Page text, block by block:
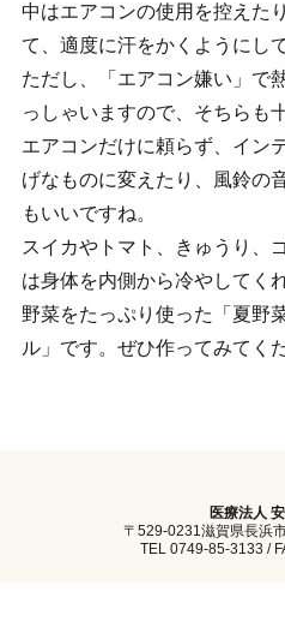
中はエアコンの使用を控えた
て、適度に汗をかくようにし
ただし、「エアコン嫌い」で
っしゃいますので、そちらも
エアコンだけに頼らず、イン
げなものに変えたり、風鈴の
もいいですね。
スイカやトマト、きゅうり、
は身体を内側から冷やしてく
野菜をたっぷり使った「夏野
ル」です。ぜひ作ってみてく
医療法人
〒529-0231滋賀県長浜
TEL 0749-85-3133 /